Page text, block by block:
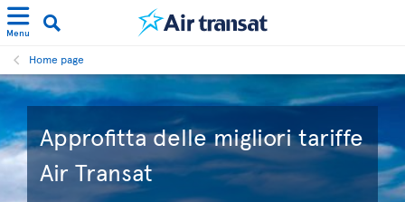
Menu
Home page
Approfitta delle migliori tariffe
Air Transat